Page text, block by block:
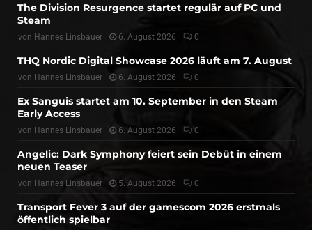
The Division Resurgence startet regulär auf PC und
Steam
von Hannes Linsbauer 6. August 2026 0
THQ Nordic Digital Showcase 2026 läuft am 7. August
von Hannes Linsbauer 6. August 2026 0
Ex Sanguis startet am 10. September in den Steam
Early Access
von Hannes Linsbauer 6. August 2026 0
Angelic: Dark Symphony feiert sein Debüt in einem
neuen Teaser
von Hannes Linsbauer 5. August 2026 0
Transport Fever 3 auf der gamescom 2026 erstmals
öffentlich spielbar